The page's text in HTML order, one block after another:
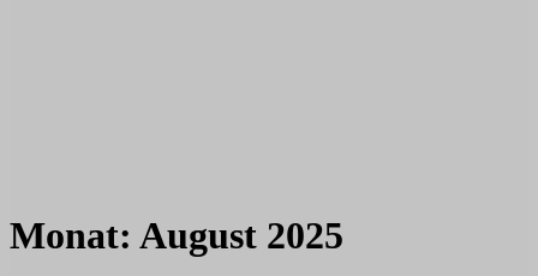
Monat: August 2025